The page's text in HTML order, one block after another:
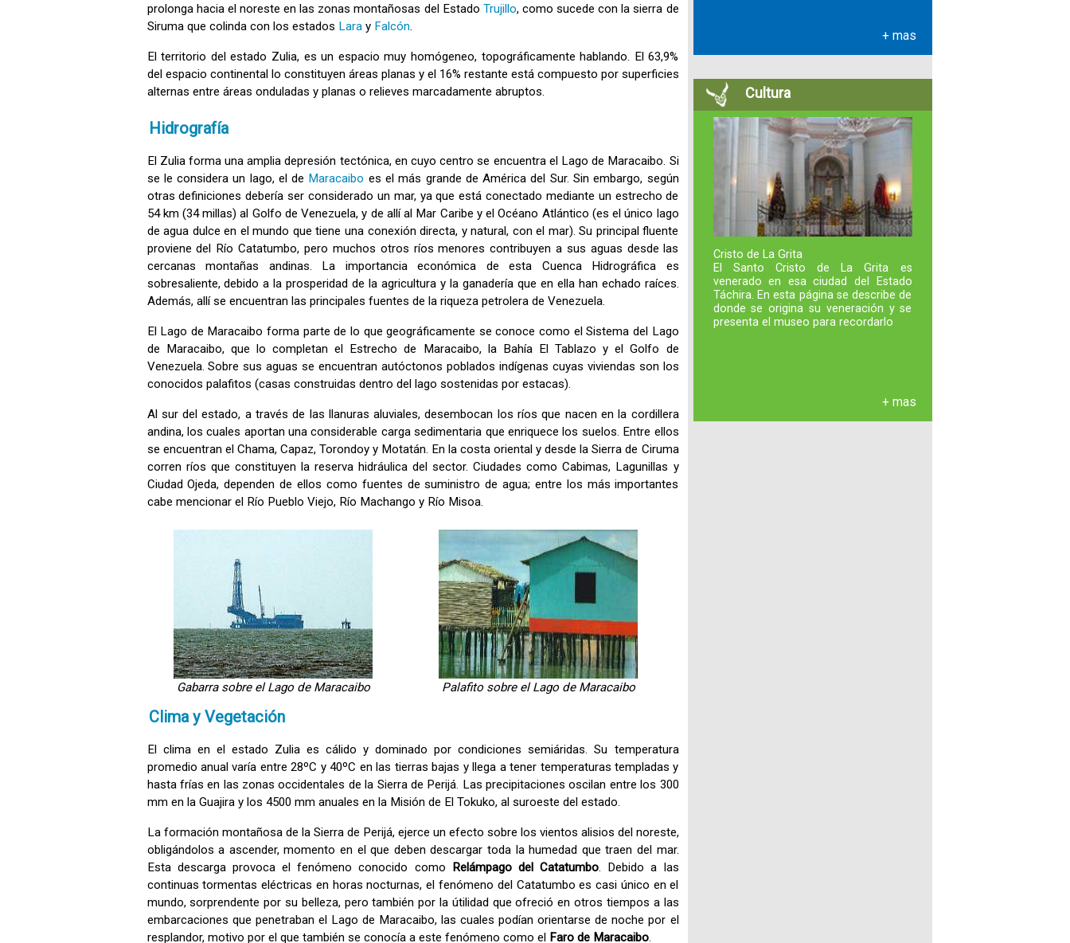
prolonga hacia el noreste en las zonas montañosas del Estado Trujillo, como sucede con la sierra de
Siruma que colinda con los estados Laray Falcón.
El territorio del estado Zulia, es un espacio muy homógeneo, topográficamente hablando. El 63,9%
del espacio continental lo constituyen áreas planas y el 16% restante está compuesto por superficies
alternas entre áreas onduladas y planas o relieves marcadamente abruptos.
Hidrografía
El Zulia forma una amplia depresión tectónica, en cuyo centro se encuentra el Lago de Maracaibo. Si
se le considera un lago, el de Maracaibo es el más grande de América del Sur. Sin embargo, según
otras definiciones debería ser considerado un mar, ya que está conectado mediante un estrecho de
54 km (34 millas) al Golfo de Venezuela, y de allí al Mar Caribe y el Océano Atlántico (es el único lago
de agua dulce en el mundo que tiene una conexión directa, y natural, con el mar). Su principal fluente
proviene del Río Catatumbo, pero muchos otros ríos menores contribuyen a sus aguas desde las
cercanas montañas andinas. La importancia económica de esta Cuenca Hidrográfica es
sobresaliente, debido a la prosperidad de la agricultura y la ganadería que en ella han echado raíces.
Además, allí se encuentran las principales fuentes de la riqueza petrolera de Venezuela.
El Lago de Maracaibo forma parte de lo que geográficamente se conoce como el Sistema del Lago
de Maracaibo, que lo completan el Estrecho de Maracaibo, la Bahía El Tablazo y el Golfo de
Venezuela. Sobre sus aguas se encuentran autóctonos poblados indígenas cuyas viviendas son los
conocidos palafitos (casas construidas dentro del lago sostenidas por estacas).
Al sur del estado, a través de las llanuras aluviales, desembocan los ríos que nacen en la cordillera
andina, los cuales aportan una considerable carga sedimentaria que enriquece los suelos. Entre ellos
se encuentran el Chama, Capaz, Torondoy y Motatán. En la costa oriental y desde la Sierra de Ciruma
corren ríos que constituyen la reserva hidráulica del sector. Ciudades como Cabimas, Lagunillas y
Ciudad Ojeda, dependen de ellos como fuentes de suministro de agua; entre los más importantes
cabe mencionar el Río Pueblo Viejo, Río Machango y Río Misoa.
Gabarra sobre el Lago de Maracaibo Palafito sobre el Lago de Maracaibo
Clima y Vegetación
El clima en el estado Zulia es cálido y dominado por condiciones semiáridas. Su temperatura
promedio anual varía entre 28ºC y 40ºC en las tierras bajas y llega a tener temperaturas templadas y
hasta frías en las zonas occidentales de la Sierra de Perijá. Las precipitaciones oscilan entre los 300
mm en la Guajira y los 4500 mm anuales en la Misión de El Tokuko, al suroeste del estado.
La formación montañosa de la Sierra de Perijá, ejerce un efecto sobre los vientos alisios del noreste,
obligándolos a ascender, momento en el que deben descargar toda la humedad que traen del mar.
Esta descarga provoca el fenómeno conocido como Relámpago del Catatumbo. Debido a las
continuas tormentas eléctricas en horas nocturnas, el fenómeno del Catatumbo es casi único en el
mundo, sorprendente por su belleza, pero también por la útilidad que ofreció en otros tiempos a las
embarcaciones que penetraban el Lago de Maracaibo, las cuales podían orientarse de noche por el
resplandor, motivo por el que también se conocía a este fenómeno como el Faro de Maracaibo.
+ mas
Cultura
Cristo de La Grita
El Santo Cristo de La Grita es
venerado en esa ciudad del Estado
Táchira. En esta página se describe de
donde se origina su veneración y se
presenta el museo para recordarlo
+ mas